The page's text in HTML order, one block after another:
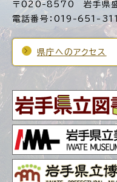
〒020-8570 岩手県盛
電話番号：019-651-
県庁へのアクセス